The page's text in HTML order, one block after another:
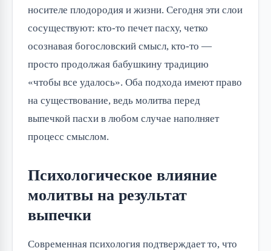
носителе плодородия и жизни. Сегодня эти слои
сосуществуют: кто-то печет пасху, четко
осознавая богословский смысл, кто-то —
просто продолжая бабушкину традицию
«чтобы все удалось». Оба подхода имеют право
на существование, ведь молитва перед
выпечкой пасхи в любом случае наполняет
процесс смыслом.
Психологическое влияние
молитвы на результат
выпечки
Современная психология подтверждает то, что